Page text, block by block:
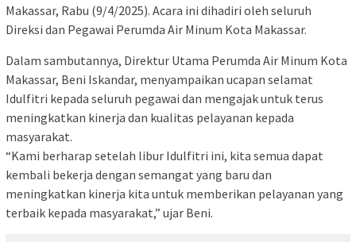
Makassar, Rabu (9/4/2025). Acara ini dihadiri oleh seluruh
Direksi dan Pegawai Perumda Air Minum Kota Makassar.
Dalam sambutannya, Direktur Utama Perumda Air Minum Kota
Makassar, Beni Iskandar, menyampaikan ucapan selamat
Idulfitri kepada seluruh pegawai dan mengajak untuk terus
meningkatkan kinerja dan kualitas pelayanan kepada
masyarakat.
“Kami berharap setelah libur Idulfitri ini, kita semua dapat
kembali bekerja dengan semangat yang baru dan
meningkatkan kinerja kita untuk memberikan pelayanan yang
terbaik kepada masyarakat,” ujar Beni.